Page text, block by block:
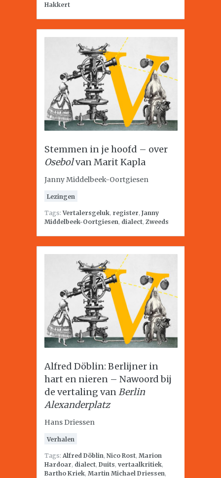
Hakkert
Stemmen in je hoofd – over
Osebolvan Marit Kapla
Janny Middelbeek-Oortgiesen
Lezingen
Tags:Vertalersgeluk, register, Janny
Middelbeek-Oortgiesen, dialect, Zweeds
Alfred Döblin: Berlijner in
hart en nieren – Nawoord bij
de vertaling vanBerlin
Alexanderplatz
Hans Driessen
Verhalen
Tags: Alfred Döblin, Nico Rost, Marion
Hardoar, dialect, Duits, vertaalkritiek,
Bartho Kriek, Martin Michael Driessen,